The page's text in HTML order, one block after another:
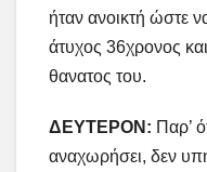
ήταν ανοικτή ώστε
άτυχος 36χρονος
θανατος του.
ΔΕΥΤΕΡΟΝ: Παρ’
αναχωρήσει, δεν